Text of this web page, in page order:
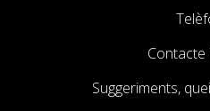
Contacte
Suggeriments,